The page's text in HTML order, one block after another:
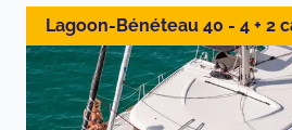
Lagoon-Bénéteau 40 - 4 + 2